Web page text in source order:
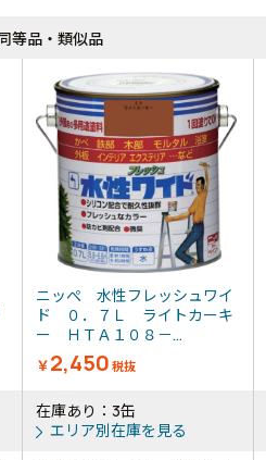
ニッぺ 水性フレッシュワイ
ド ０．７Ｌ ライトカーキ
ー ＨＴＡ１０８－...
￥2,450 税抜
在庫あり：3缶
エリア別在庫を見る
等品・類似品